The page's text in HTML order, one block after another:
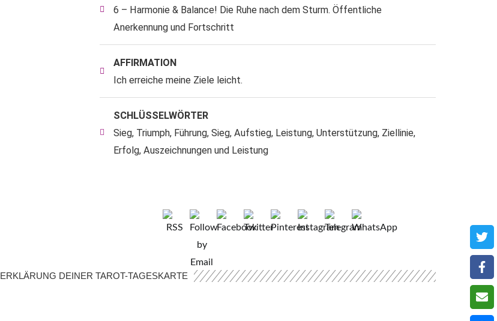
6 – Harmonie & Balance! Die Ruhe nach dem Sturm. Öffentliche
Anerkennung und Fortschritt
AFFIRMATION
Ich erreiche meine Ziele leicht.
SCHLÜSSELWÖRTER
Sieg, Triumph, Führung, Sieg, Aufstieg, Leistung, Unterstützung, Ziellinie,
Erfolg, Auszeichnungen und Leistung
ERKLÄRUNG DEINER TAROT-TAGESKARTE